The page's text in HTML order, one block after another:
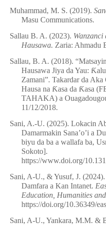
Muhammad, M. S. (2019).
Masu Communications.
Sallau B. A. (2023).
Hausawa. Zaria: Ahmadu
Sallau, B. A. (2018).
Hausawa Jiya da Yau: Ƙ
Zamani”. Takardar da Aka
Hausa na Ƙasa da Ƙasa
TAHAKA) a
11/12/2018.
Sani, A.-U. (2025). Lokacin
Damarmakin Sana’o’i a
biyu da ba a wallafa ba,
Sokoto].
https://www.doi.org/
Sani, A-U., & Yusuf, J.
Damfara a Kan Intanet.
Education, Humanities
https://doi.org/10.36349/
Sani, A-U., Yankara, M.M. &